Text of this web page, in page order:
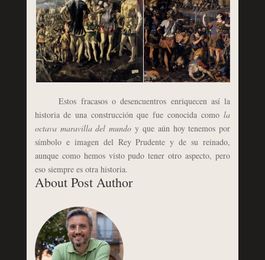
Estos fracasos o desencuentros enriquecen así la
historia de una construcción que fue conocida comola
octava maravilla del mundo y que aún hoy tenemos por
símbolo e imagen del Rey Prudente y de su reinado,
aunque como hemos visto pudo tener otro aspecto, pero
eso siempre es otra historia.
About Post Author